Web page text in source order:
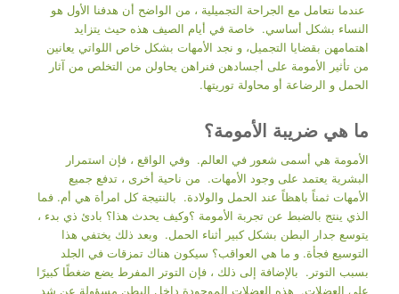
عندما نتعامل مع الجراحة التجميلية ، من الواضح أن هدفنا الأول هو
النساء بشكل أساسي. خاصة في أيام الصيف هذه حيث يتزايد
اهتمامهن بقضايا التجميل، و نجد الأمهات بشكل خاص اللواتي يعانين
من تأثير الأمومة على أجسادهن فنراهن يحاولن من التخلص من آثار
الحمل و الرضاعة أو محاولة توريتها.
ما هي ضريبة الأمومة؟
الأمومة هي أسمى شعور في العالم. وفي الواقع ، فإن استمرار
البشرية يعتمد على وجود الأمهات. من ناحية أخرى ، تدفع جميع
الأمهات ثمناً باهظاً عند الحمل والولادة. بالنتيجة كل امرأة هي أم. فما
الذي ينتج بالضبط عن تجربة الأمومة ؟وكيف يحدث هذا؟ بادئ ذي بدء ،
يتوسع جدار البطن بشكل كبير أثناء الحمل. وبعد ذلك يختفي هذا
التوسيع فجأة. و ما هي العواقب؟ سيكون هناك تمزقات في الجلد
بسبب التوتر. بالإضافة إلى ذلك ، فإن التوتر المفرط يضع ضغطًا كبيرًا
على العضلات. هذه العضلات الموجودة داخل البطن مسؤولة عن شد